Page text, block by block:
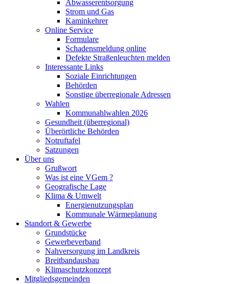
Abwasserentsorgung
Strom und Gas
Kaminkehrer
Online Service
Formulare
Schadensmeldung online
Defekte Straßenleuchten melden
Interessante Links
Soziale Einrichtungen
Behörden
Sonstige überregionale Adressen
Wahlen
Kommunahlwahlen 2026
Gesundheit (überregional)
Überörtliche Behörden
Notruftafel
Satzungen
Über uns
Grußwort
Was ist eine VGem ?
Geografische Lage
Klima & Umwelt
Energienutzungsplan
Kommunale Wärmeplanung
Standort & Gewerbe
Grundstücke
Gewerbeverband
Nahversorgung im Landkreis
Breitbandausbau
Klimaschutzkonzept
Mitgliedsgemeinden